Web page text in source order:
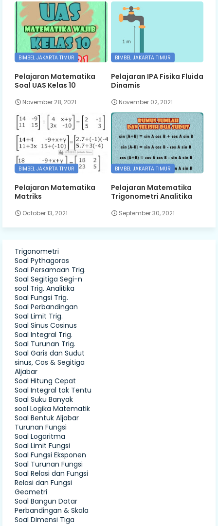
BIMBEL JAKARTA TIMUR
Pelajaran Matematika
Soal UAS Kelas 10
November 28, 2021
BIMBEL JAKARTA TIMUR
Pelajaran IPA Fisika Fluida
Dinamis
November 02, 2021
BIMBEL JAKARTA TIMUR
Pelajaran Matematika
Matriks
October 13, 2021
BIMBEL JAKARTA TIMUR
Pelajaran Matematika
Trigonometri Analitika
September 30, 2021
Trigonometri
Soal Pythagoras
Soal Persamaan Trig.
Soal Segitiga Segi-n
soal Trig. Analitika
Soal Fungsi Trig.
Soal Perbandingan
Soal Limit Trig.
Soal Sinus Cosinus
Soal Integral Trig.
Soal Turunan Trig.
Soal Garis dan Sudut
sinus, Cos & Segitiga
Aljabar
Soal Hitung Cepat
Soal Integral tak Tentu
Soal Suku Banyak
soal Logika Matematik
Soal Bentuk Aljabar
Turunan Fungsi
Soal Logaritma
Soal Limit Fungsi
Soal Fungsi Eksponen
Soal Turunan Fungsi
Soal Relasi dan Fungsi
Relasi dan Fungsi
Geometri
Soal Bangun Datar
Perbandingan & Skala
Soal Dimensi Tiga